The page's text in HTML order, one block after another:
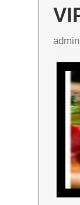
admin